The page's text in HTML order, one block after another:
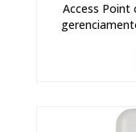
Access Point